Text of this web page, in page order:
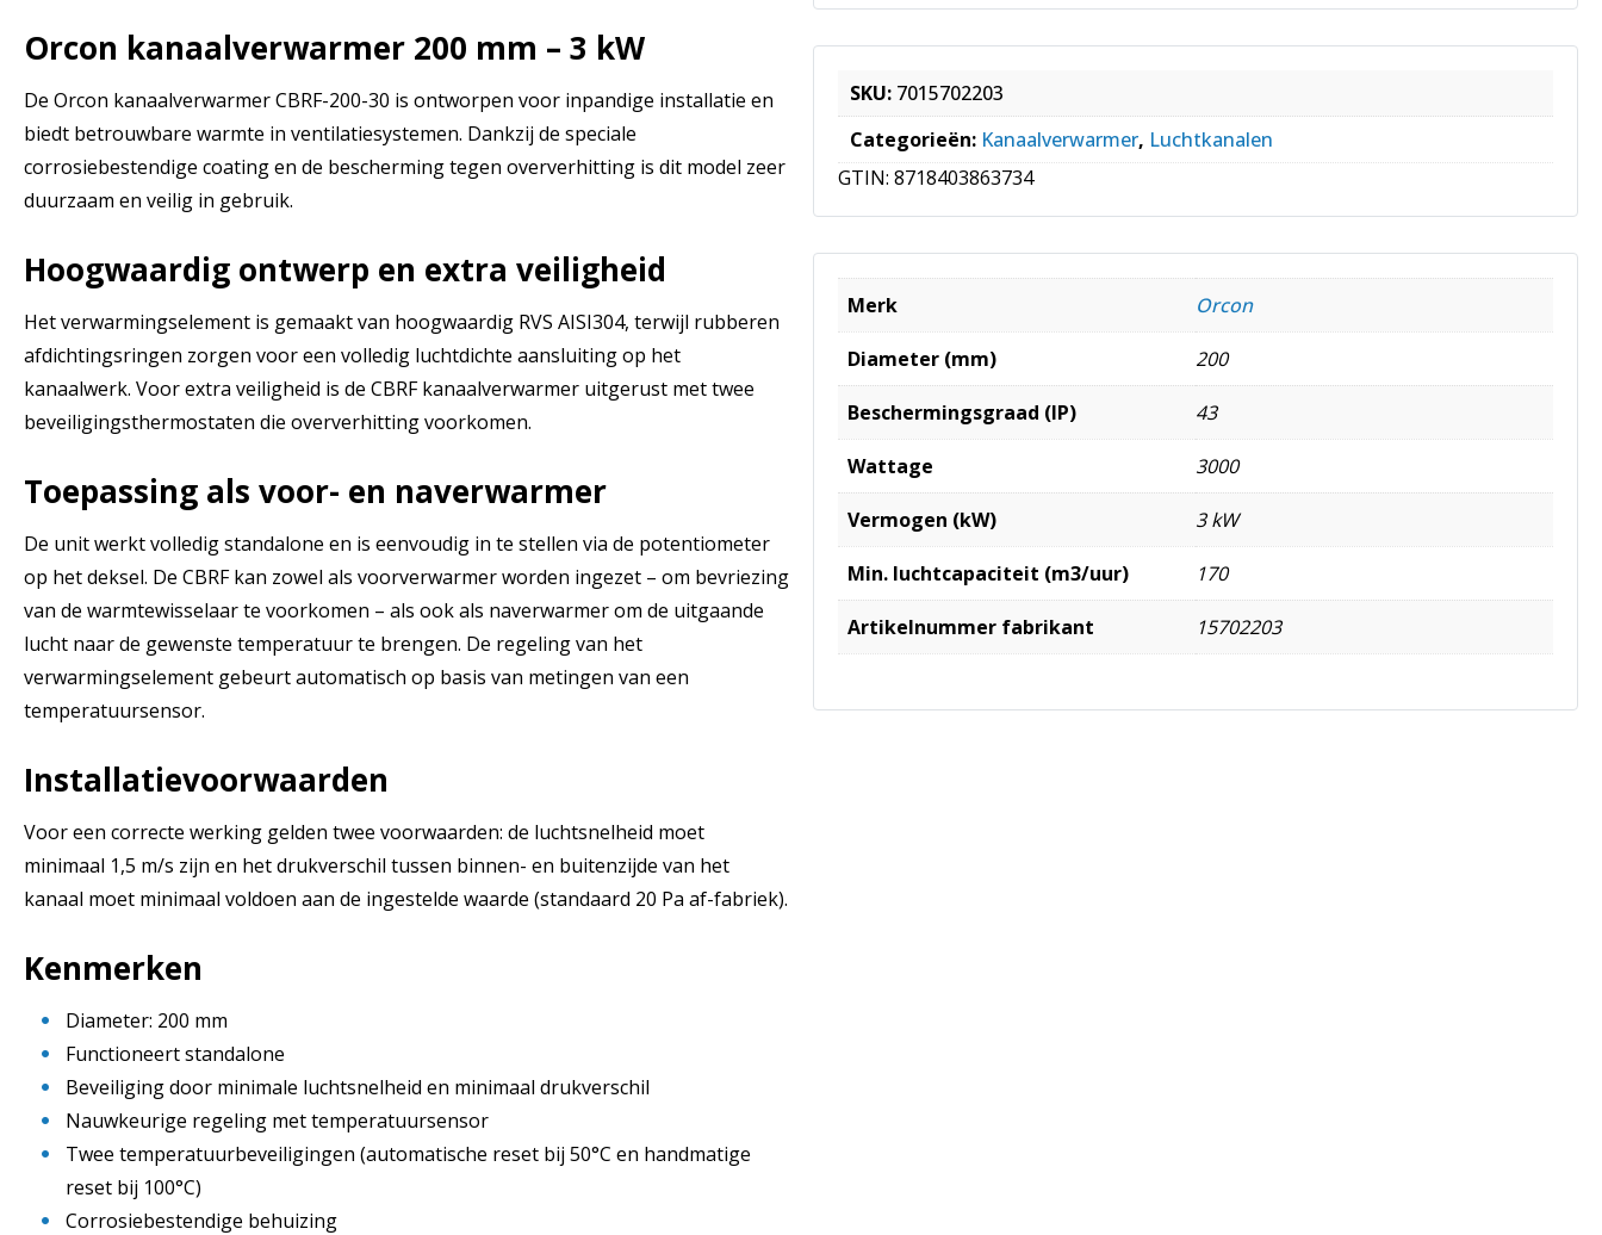
Orcon kanaalverwarmer 200 mm – 3 kW
De Orcon kanaalverwarmer CBRF-200-30 is ontworpen voor inpandige installatie en
biedt betrouwbare warmte in ventilatiesystemen. Dankzij de speciale
corrosiebestendige coating en de bescherming tegen oververhitting is dit model zeer
duurzaam en veilig in gebruik.
Hoogwaardig ontwerp en extra veiligheid
Het verwarmingselement is gemaakt van hoogwaardig RVS AISI304, terwijl rubberen
afdichtingsringen zorgen voor een volledig luchtdichte aansluiting op het
kanaalwerk. Voor extra veiligheid is de CBRF kanaalverwarmer uitgerust met twee
beveiligingsthermostaten die oververhitting voorkomen.
Toepassing als voor- en naverwarmer
De unit werkt volledig standalone en is eenvoudig in te stellen via de potentiometer
op het deksel. De CBRF kan zowel als voorverwarmer worden ingezet – om bevriezing
van de warmtewisselaar te voorkomen – als ook als naverwarmer om de uitgaande
lucht naar de gewenste temperatuur te brengen. De regeling van het
verwarmingselement gebeurt automatisch op basis van metingen van een
temperatuursensor.
Installatievoorwaarden
Voor een correcte werking gelden twee voorwaarden: de luchtsnelheid moet
minimaal 1,5 m/s zijn en het drukverschil tussen binnen- en buitenzijde van het
kanaal moet minimaal voldoen aan de ingestelde waarde (standaard 20 Pa af-fabriek).
Kenmerken
Diameter: 200 mm
Functioneert standalone
Beveiliging door minimale luchtsnelheid en minimaal drukverschil
Nauwkeurige regeling met temperatuursensor
Twee temperatuurbeveiligingen (automatische reset bij 50°C en handmatige
reset bij 100°C)
Corrosiebestendige behuizing
SKU: 7015702203
Categorieën: Kanaalverwarmer, Luchtkanalen
GTIN: 8718403863734
Merk Orcon
Diameter (mm) 200
Beschermingsgraad (IP) 43
Wattage 3000
Vermogen (kW) 3 kW
Min. luchtcapaciteit (m3/uur) 170
Artikelnummer fabrikant 15702203